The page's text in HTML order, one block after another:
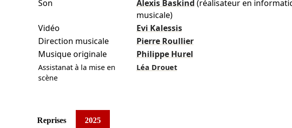
Son
Alexis Baskind (réalisateur en
musicale)
Vidéo
Evi Kalessis
Direction musicale
Pierre Roullier
Musique originale
Philippe Hurel
Assistanat à la mise en
scène
Léa Drouet
Reprises 2025